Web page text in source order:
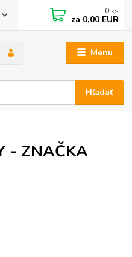
Menu
Hľadať
0 ks
za 0,00 EUR
- ZNAČKA